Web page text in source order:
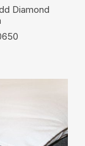
Diamond